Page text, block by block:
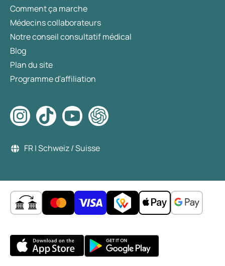
Comment ça marche
Médecins collaborateurs
Notre conseil consultatif médical
Blog
Plan du site
Programme d'affiliation
FR | Schweiz / Suisse